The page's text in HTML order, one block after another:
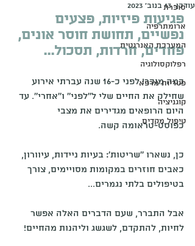
סוכרת
ארומתרפיה
המערכת האנרגטית
רפלוקסולוגיה
פטריות מרפא
קוגניציה
טיפול מקדים
עודכן:13 בנוב׳ 2023
פגיעות פיזיות, פצעים
נפשיים, תחושת חוסר אונים,
פחדים, חרדות, תסכול...
כמה מוכר! לפני כ-16 שנה עברתי אירוע
שחילק את החיים שלי ל''לפני'' ו''אחרי''. עד
היום הרופאים מגדירים את מצבי
כפוסט-טראומה קשה.
כן, נשארו ''שריטות': בעיות ניידות, עיוורון,
כאבים חוזרים במקומות מסויימים, צורך
בטיפולים בלתי נגמרים...
אבל התברר, שעם הדברים האלה אפשר
לחיות, להתקדם, לשגשג וליהנות מהחיים!